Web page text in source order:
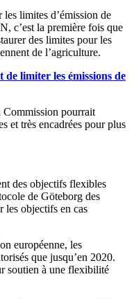
limites d’émission de
c’est la première fois que
des limites pour les
de l’agriculture.
de limiter les émissions de
Commission pourrait
et très encadrées pour plus
des objectifs flexibles
de Göteborg des
les objectifs en cas
européenne, les
que jusqu’en 2020.
soutien à une flexibilité